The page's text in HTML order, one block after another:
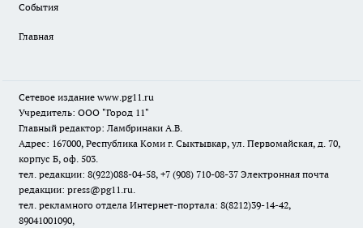
События
Главная
Сетевое издание www.pg11.ru
Учредитель: ООО "Город 11"
Главный редактор: Ламбринаки А.В.
Адрес: 167000, Республика Коми г. Сыктывкар, ул. Первомайская, д. 70,
корпус Б, оф. 503.
тел. редакции: 8(922)088-04-58, +7 (908) 710-08-37 Электронная почта
редакции: press@pg11.ru.
тел. рекламного отдела Интернет-портала: 8(8212)39-14-42,
89041001090,